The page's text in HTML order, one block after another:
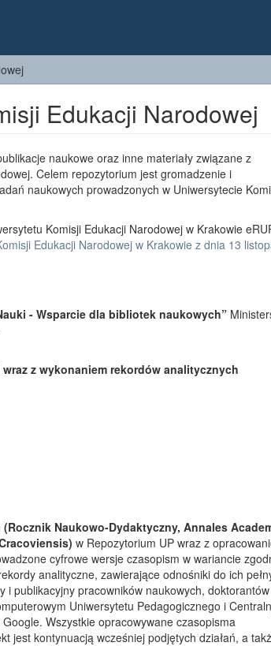
Edukacji Narodowej
naukowe oraz inne materiały związane z
Celem repozytorium jest gromadzenie i
naukowych prowadzonych w Uniwersytecie
Komisji Edukacji Narodowej w Krakowie
Edukacji Narodowej w Krakowie z dnia 13
- Wsparcie dla bibliotek naukowych”
z wykonaniem rekordów analitycznych
(Rocznik Naukowo-Dydaktyczny, Annales
w Repozytorium UP wraz z
cyfrowe wersje czasopism w wariancie
analityczne, zawierające odnośniki do ich
publikacyjny pracowników naukowych,
Uniwersytetu Pedagogicznego i
Wszystkie opracowywane czasopisma
jest kontynuacją wcześniej podjętych działań, a